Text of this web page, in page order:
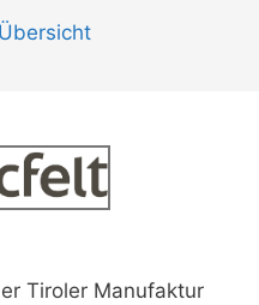
Tiroler Manufaktur